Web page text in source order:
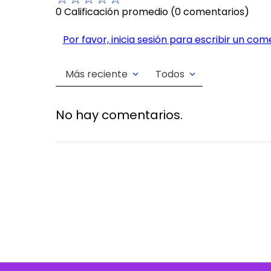
0 Calificación promedio (0 comentarios)
Por favor, inicia sesión para escribir un
Más reciente Todos
No hay comentarios.